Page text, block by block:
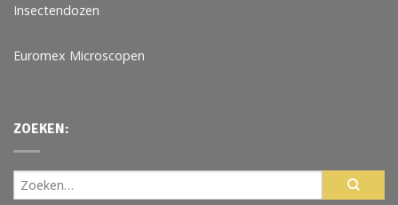
Insectendozen
Euromex Microscopen
ZOEKEN: